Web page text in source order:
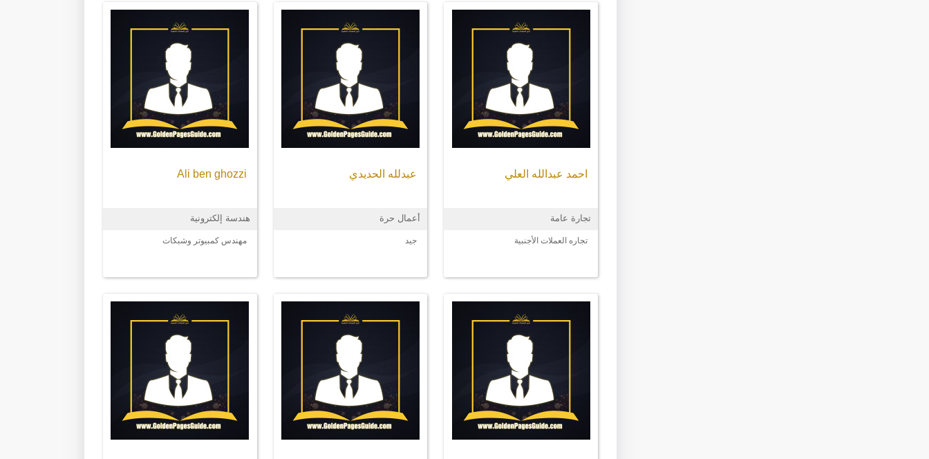
احمد عبدالله العلي
تجارة عامة
تجاره العملات الأجنبية
عبدلله الحديدي
أعمال حرة
جيد
Ali ben ghozzi
هندسة إلكترونية
مهندس كمبيوتر وشبكات